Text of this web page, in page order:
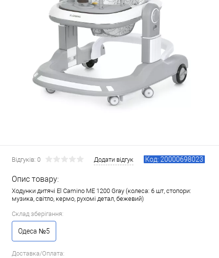
Відгуків: 0 Додати відгук Код: 20000698023
Опис товару:
Ходунки дитячі El Camino ME 1200 Gray (колеса: 6 шт, стопори:
музика, світло, кермо, рухомі детал, бежевий)
Склад зберігання:
Одеса №5
Доставка/Оплата: